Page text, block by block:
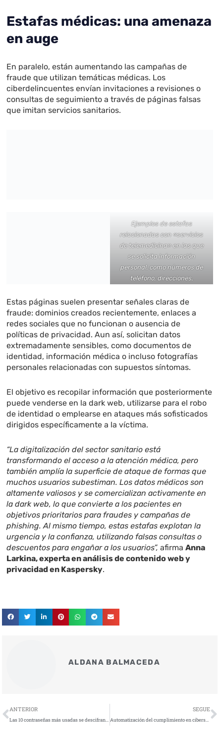
Estafas médicas: una amenaza
en auge
En paralelo, están aumentando las campañas de
fraude que utilizan temáticas médicas. Los
ciberdelincuentes envían invitaciones a revisiones o
consultas de seguimiento a través de páginas falsas
que imitan servicios sanitarios.
Ejemplos de estafas
relacionadas con «servicios
de telemedicina» en las que
se solicita información
personal, como números de
teléfono, direcciones,
medicamentos que se toman
actualmente, descripciones
de los síntomas e incluso
fotos personales.
Estas páginas suelen presentar señales claras de
fraude: dominios creados recientemente, enlaces a
redes sociales que no funcionan o ausencia de
políticas de privacidad. Aun así, solicitan datos
extremadamente sensibles, como documentos de
identidad, información médica o incluso fotografías
personales relacionadas con supuestos síntomas.
El objetivo es recopilar información que posteriormente
puede venderse en la dark web, utilizarse para el robo
de identidad o emplearse en ataques más sofisticados
dirigidos específicamente a la víctima.
“La digitalización del sector sanitario está
transformando el acceso a la atención médica, pero
también amplía la superficie de ataque de formas que
muchos usuarios subestiman. Los datos médicos son
altamente valiosos y se comercializan activamente en
la dark web, lo que convierte a los pacientes en
objetivos prioritarios para fraudes y campañas de
phishing. Al mismo tiempo, estas estafas explotan la
urgencia y la confianza, utilizando falsas consultas o
descuentos para engañar a los usuarios”, afirmaAnna
Larkina, experta en análisis de contenido web y
privacidad en Kaspersky.
ALDANA BALMACEDA
Ant
ANTERIOR SEGUE